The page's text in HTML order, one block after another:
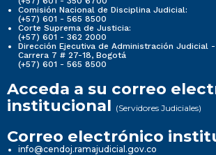
Comisión Nacional de Disciplina Judicial:
(+57) 601 - 565 8500
Corte Suprema de Justicia:
(+57) 601 - 362 2000
Dirección Ejecutiva de Administración Judicial -
Carrera 7 # 27-18, Bogotá
(+57) 601 - 565 8500
Acceda a su correo
institucional (Servidores Judiciales)
Correo electrónico
info@cendoj.ramajudicial.gov.co